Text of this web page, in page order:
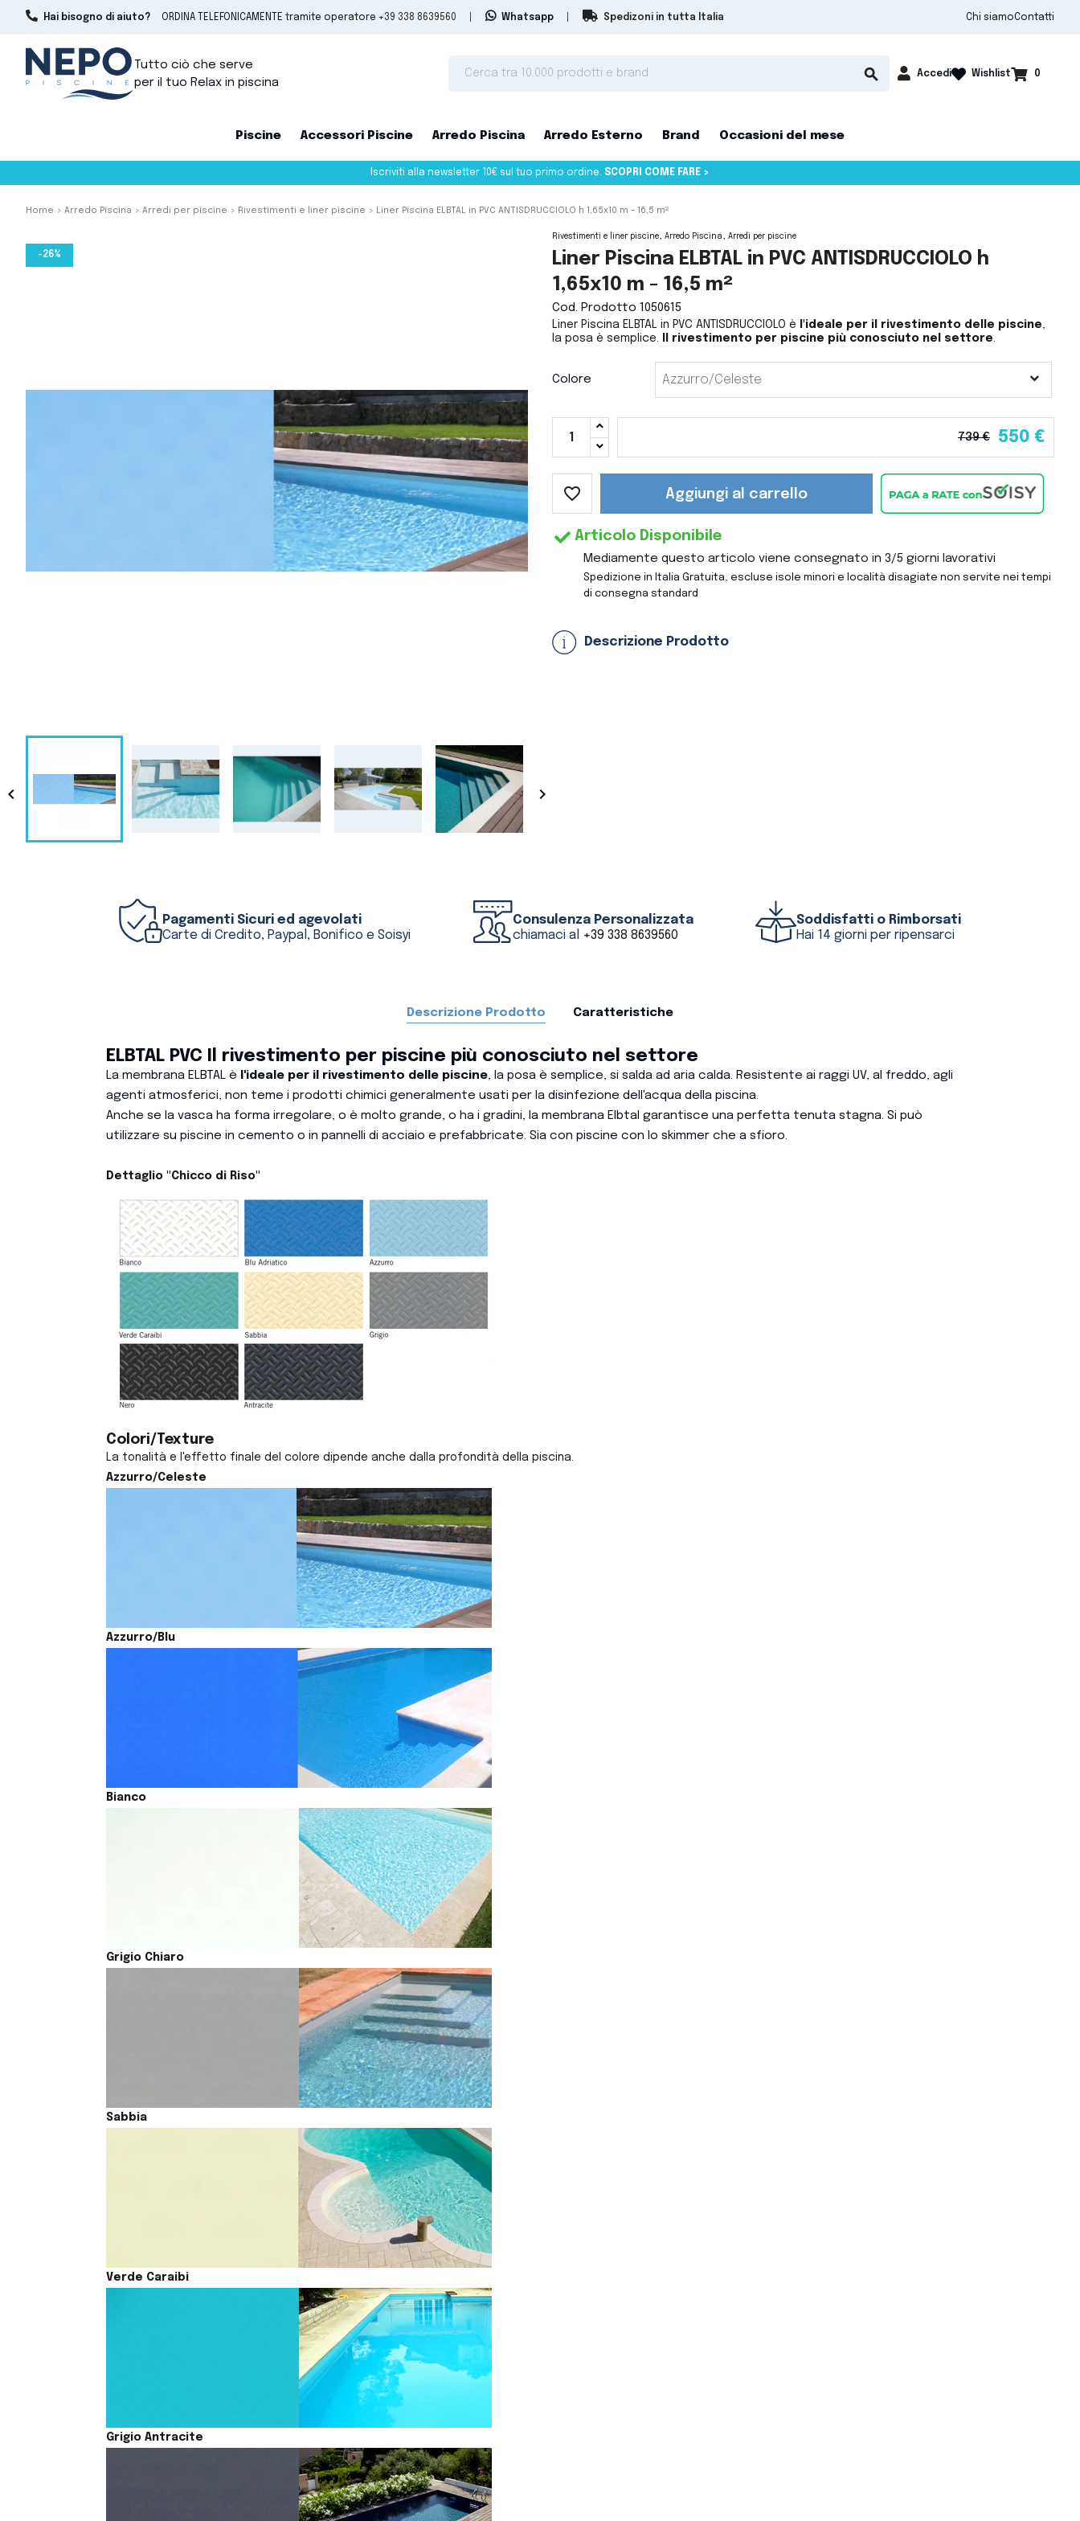
Hai bisogno di aiuto? ORDINA TELEFONICAMENTE tramite operatore +39 338 8639560 Whatsapp Spedizoni in tutta Italia Chi siamoContatti
Tutto ciò che serve
per il tuo Relax in piscina
search  Accedi shopping_cart 0
Wishlist
Piscine Accessori Piscine Arredo Piscina Arredo Esterno Brand Occasioni del mese
Iscriviti alla newsletter 10€ sul tuo primo ordine. SCOPRI COME FARE >
Home Arredo Piscina Arredi per piscine Rivestimenti e liner piscine Liner Piscina ELBTAL in PVC ANTISDRUCCIOLO h 1,65x10 m - 16,5 m²
-26%
 
Rivestimenti e liner piscine Arredo Piscina Arredi per piscine
Liner Piscina ELBTAL in PVC ANTISDRUCCIOLO h
1,65x10 m - 16,5 m²
Cod. Prodotto 1050615
Liner Piscina ELBTAL in PVC ANTISDRUCCIOLO è l'ideale per il rivestimento delle piscine,
la posa è semplice.
Il rivestimento per piscine più conosciuto nel settore.
Colore
739 € 550 €
Aggiungi al carrello
favorite_border
Articolo Disponibile
Mediamente questo articolo viene consegnato in 3/5 giorni lavorativi
Spedizione in Italia Gratuita, escluse isole minori e località disagiate non servite nei tempi
di consegna standard
Descrizione Prodotto
Pagamenti Sicuri ed agevolati
Carte di Credito, Paypal, Bonifico e Soisyi
Consulenza Personalizzata
chiamaci al +39 338 8639560
Soddisfatti o Rimborsati
Hai 14 giorni per ripensarci
Descrizione Prodotto Caratteristiche
ELBTAL PVC Il rivestimento per piscine più conosciuto nel settore
La membrana ELBTAL è l'ideale per il rivestimento delle piscine, la posa è semplice, si salda ad aria calda. Resistente ai raggi UV, al freddo, agli
agenti atmosferici, non teme i prodotti chimici generalmente usati per la disinfezione dell'acqua della piscina.
Anche se la vasca ha forma irregolare, o è molto grande, o ha i gradini, la membrana Elbtal garantisce una perfetta tenuta stagna. Si può
utilizzare su piscine in cemento o in pannelli di acciaio e prefabbricate. Sia con piscine con lo skimmer che a sfioro.
Dettaglio "Chicco di Riso"
Colori/Texture
La tonalità e l'effetto finale del colore dipende anche dalla profondità della piscina.
Azzurro/Celeste
Azzurro/Blu
Bianco
Grigio Chiaro
Sabbia
Verde Caraibi
Grigio Antracite